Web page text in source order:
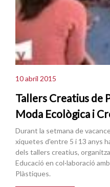
10 abril 2015
Tallers Creatius de
Moda Ecològica i
Durant la setmana de
xiquetes d'entre 5 i 13 anys
dels tallers creatius,
Educació en col·laboració
Plàstiques.